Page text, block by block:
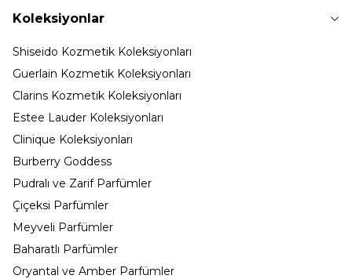
Koleksiyonlar
Shiseido Kozmetik Koleksiyonları
Guerlain Kozmetik Koleksiyonları
Clarins Kozmetik Koleksiyonları
Estee Lauder Koleksiyonları
Clinique Koleksiyonları
Burberry Goddess
Pudralı ve Zarif Parfümler
Çiçeksi Parfümler
Meyveli Parfümler
Baharatlı Parfümler
Oryantal ve Amber Parfümler